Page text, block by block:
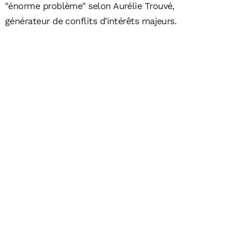
"énorme problème" selon Aurélie Trouvé,
générateur de conflits d'intérêts majeurs.